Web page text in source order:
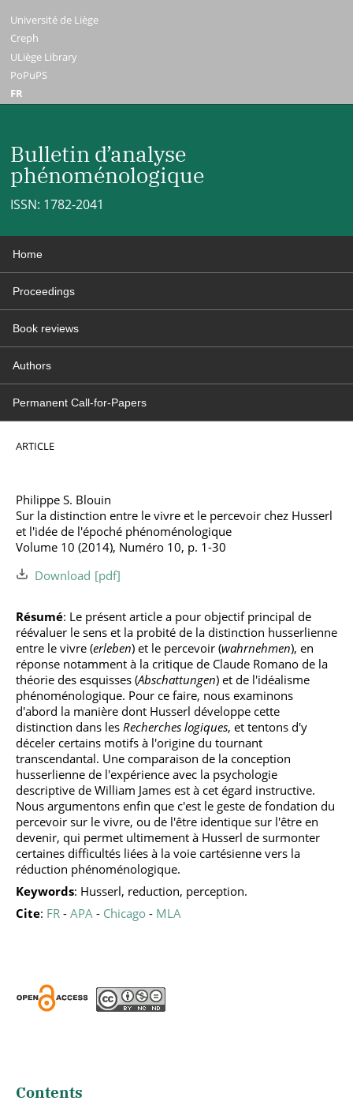
Université de Liège
Creph
ULiège Library
PoPuPS
FR
Bulletin d’analyse
phénoménologique
ISSN: 1782-2041
Home
Proceedings
Book reviews
Authors
Permanent Call-for-Papers
ARTICLE
Philippe S. Blouin
Sur la distinction entre le vivre et le percevoir chez Husserl
et l'idée de l'époché phénoménologique
Volume 10 (2014), Numéro 10, p. 1-30
Download
Résumé: Le présent article a pour objectif principal de
réévaluer le sens et la probité de la distinction husserlienne
entre le vivre (erleben) et le percevoir (wahrnehmen), en
réponse notamment à la critique de Claude Romano de la
théorie des esquisses (Abschattungen) et de l'idéalisme
phénoménologique. Pour ce faire, nous examinons
d'abord la manière dont Husserl développe cette
distinction dans les Recherches logiques, et tentons d'y
déceler certains motifs à l'origine du tournant
transcendantal. Une comparaison de la conception
husserlienne de l'expérience avec la psychologie
descriptive de William James est à cet égard instructive.
Nous argumentons enfin que c'est le geste de fondation du
percevoir sur le vivre, ou de l'être identique sur l'être en
devenir, qui permet ultimement à Husserl de surmonter
certaines difficultés liées à la voie cartésienne vers la
réduction phénoménologique.
Keywords: Husserl, reduction, perception.
Cite: FR - APA - Chicago - MLA
Contents